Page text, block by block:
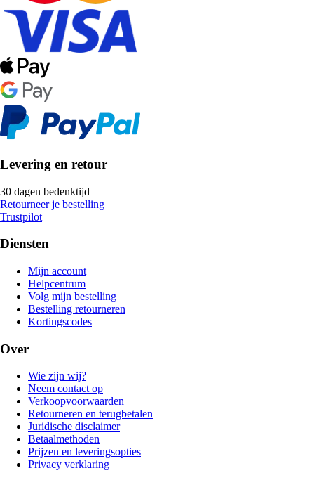
Levering en retour
30 dagen bedenktijd
Retourneer je bestelling
Trustpilot
Diensten
Mijn account
Helpcentrum
Volg mijn bestelling
Bestelling retourneren
Kortingscodes
Over
Wie zijn wij?
Neem contact op
Verkoopvoorwaarden
Retourneren en terugbetalen
Juridische disclaimer
Betaalmethoden
Prijzen en leveringsopties
Privacy verklaring